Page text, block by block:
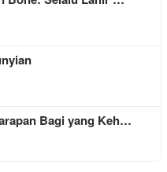
Bagi yang Keh…